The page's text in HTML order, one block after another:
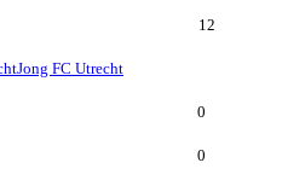
12
Jong FC Utrecht
0
0